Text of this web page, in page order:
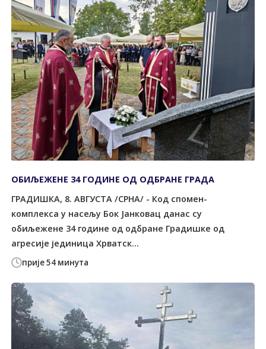
прије 54 минута
ОБИЉЕЖЕНЕ 34 ГОДИНЕ ОД ОДБРАНЕ ГРАДА
ГРАДИШКА, 8. АВГУСТА /СРНА/ - Код спомен-
комплекса у насељу Бок Јанковац данас су
обиљежене 34 године од одбране Градишке од
агресије јединица Хрватск...